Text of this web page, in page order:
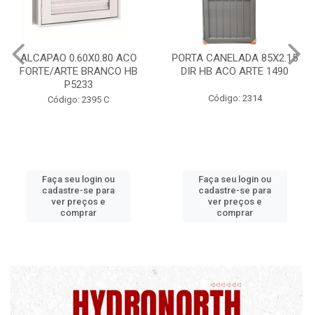
PORTA CANELADA 85X2.15
DIR HB ACO ARTE 1490
Código: 2314
Faça seu login ou
cadastre-se para
ver preços e
comprar
PORTA LAMINADA
DIR POP/MIX HB
Código: 2340
Faça seu login ou
cadastre-se para
ver preços e
comprar